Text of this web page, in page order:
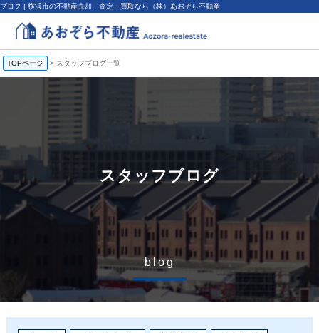
ブログ | 横浜市の不動産売却、査定・買取なら（株）あおぞら不動産
TOPページ > スタッフブログ一覧
スタッフブログ
blog